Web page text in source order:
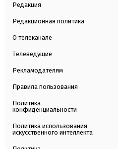
Редакция
Редакционная политика
О телеканале
Телеведущие
Рекламодателям
Правила пользования
Политика
конфиденциальности
Политика использования
искусственного интеллекта